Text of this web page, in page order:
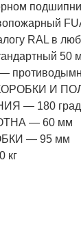
RAL в
50
И
— 180
— 60 мм
— 95 мм
кг